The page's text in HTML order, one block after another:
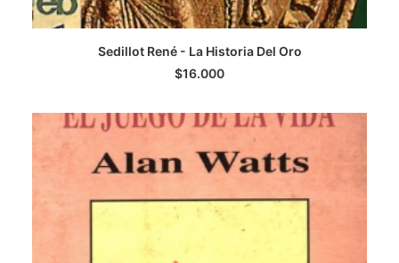
LEER MÁS
Sedillot René - La Historia Del Oro
$16.000